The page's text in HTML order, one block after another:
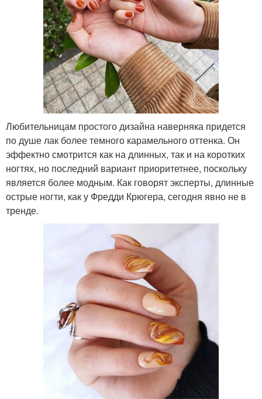
Любительницам простого дизайна наверняка придется
по душе лак более темного карамельного оттенка. Он
эффектно смотрится как на длинных, так и на коротких
ногтях, но последний вариант приоритетнее, поскольку
является более модным. Как говорят эксперты, длинные
острые ногти, как у Фредди Крюгера, сегодня явно не в
тренде.